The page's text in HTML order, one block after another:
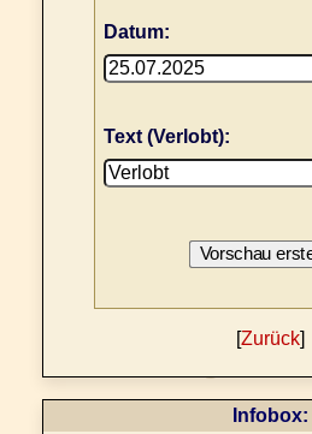
Datum:
Text (Verlobt):
[Zurück]
Infobox: